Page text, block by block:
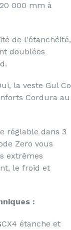
000 mm à
de l'étanchéité,
doublées
la veste Gul
Cordura au
réglable dans 3
Zero vous
extrêmes
le froid et
:
étanche et